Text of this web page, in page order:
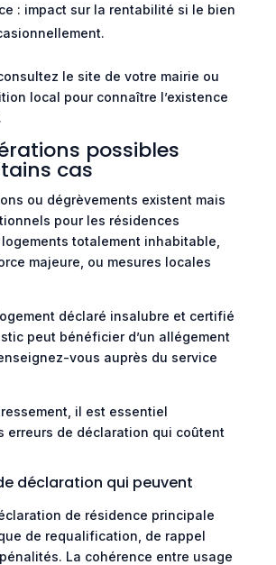
: impact sur la rentabilité si le bien
le site de votre mairie ou
local pour connaître l’existence
possibles
cas
ou dégrèvements existent mais
pour les résidences
totalement inhabitable,
majeure, ou mesures locales
déclaré insalubre et certifié
peut bénéficier d’un allégement
vous auprès du service
il est essentiel
erreurs de déclaration qui coûtent
déclaration qui peuvent
de résidence principale
de requalification, de rappel
La cohérence entre usage